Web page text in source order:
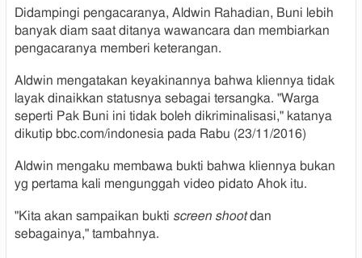
Didampingi pengacaranya, Aldwin Rahadian, Buni lebih
banyak diam saat ditanya wawancara dan membiarkan
pengacaranya memberi keterangan.
Aldwin mengatakan keyakinannya bahwa kliennya tidak
layak dinaikkan statusnya sebagai tersangka. "Warga
seperti Pak Buni ini tidak boleh dikriminalisasi," katanya
dikutip bbc.com/indonesia pada Rabu (23/11/2016)
Aldwin mengaku membawa bukti bahwa kliennya bukan
yg pertama kali mengunggah video pidato Ahok itu.
"Kita akan sampaikan bukti screen shootdan
sebagainya," tambahnya.